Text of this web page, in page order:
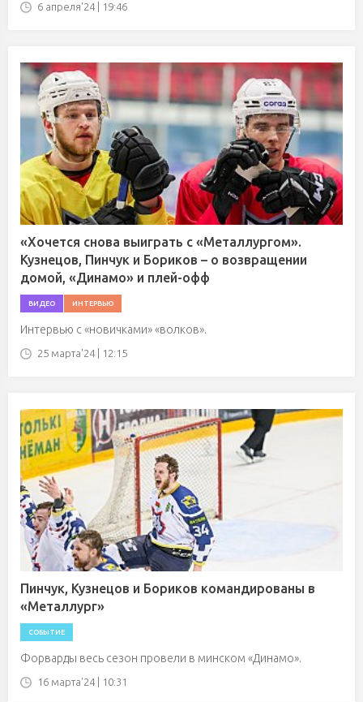
6 апреля'24 | 19:46
«Хочется снова выиграть с «Металлургом».
Кузнецов, Пинчук и Бориков – о возвращении
домой, «Динамо» и плей-офф
ВИДЕО ИНТЕРВЬЮ
Интервью с «новичками» «волков».
25 марта'24 | 12:15
Пинчук, Кузнецов и Бориков командированы в
«Металлург»
СОБЫТИЕ
Форварды весь сезон провели в минском «Динамо».
16 марта'24 | 10:31